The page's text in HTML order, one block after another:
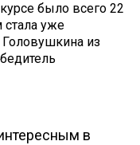
было всего 22
уже
из
в